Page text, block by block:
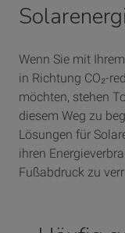
Wenn Sie mit
in Richtung CO₂-
möchten, stehen
diesem Weg zu
Lösungen für
ihren
Fußabdruck zu